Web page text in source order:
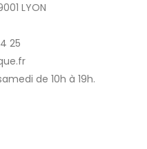
LYON
25
de 10h à 19h.